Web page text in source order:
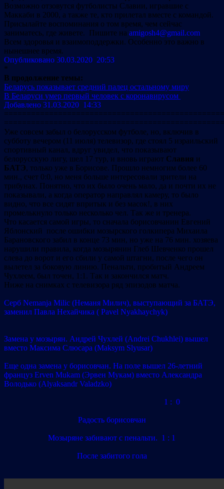
Возможно отзовутся футболисты Славии, игравшие с
Маккаби в 2000, а также те, кто прилетал вместе с командой.
Присылайте воспоминания о том время, чем сейчас
заниматесь, где живете. Пишите на amigosh4@gmail.com
Всем здоровья и взаимоподдержки. Особенно это важно в
нынешнее время.
Опубликовано 30.03.2020 20:53
*
В продолжение темы:
Беларусь показывает средний палец остальному миру
В Беларуси умер первый человек с коронавирусом
Добавлено 31.03.2020 14:33
Уже совсем забыл о белорусском футболе, но, включив в
субботу вечером (11 июля) телевизор, где стоял 5 израильский
спортивный канал, вдруг увидел, что показывают
белорусскую лигу, шел 17 тур, и вновь играют Славия и
БАТЭ, только уже в Борисове. Прошло немногим более 60
мин., счет 0:0, но меня больше интересовали зрители на
трибунах. Понятно, что их было очень мало, да и почти их не
показывали, а когда оператор направлял камеру, то было
видно, что все сидят впритык и без масок!, в них
промелькнуло только несколько чел. Так же и тренера.
Что касается самой игры, то сначала борисовчанин Евгений
Яблонский после ошибки мозырского голкипера Михаила
Барановского забил в конце 73 мин, но уже на 76 мин. хозяева
нарушили правила, когда мозырянин Глеб Шевченко прошел
слева до ворот и его сбили у самой штагни, после чего он
вылетел за боковую линию. Пенальти, пробитый Андреем
Чухлеем, был точен, 1:1. Так и закончился матч.
Ниже на снимках с телевизора ряд эпизодов матча.
Серб Nemanja Milic (Неманя Милич), выступающий за БАТЭ,
заменил Павла Нехайчика ( Pavel Nyakhaychyk)
Замена у мозырян. Андрей Чухлей (Andrei Chukhlei) вышел
вместо Максима Слюсара (Maksym Slyusar)
Еще одна замена у борисовчан. На поле вышел 26-летний
француз Erven Mukam (Эрвен Мукам) вместо Александра
Володько (Alyaksandr Valadzko)
1 : 0
Радость борисовчан
Мозыряне забивают с пенальти. 1 : 1
После забитого гола